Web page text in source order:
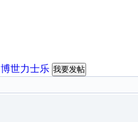
博世力士乐 我要发帖